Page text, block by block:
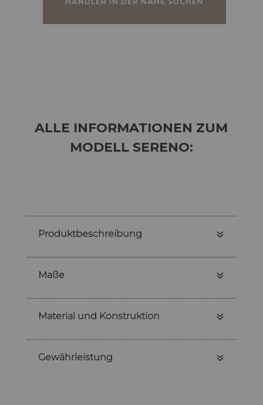
ALLE INFORMATIONEN ZUM
MODELL SERENO:
Produktbeschreibung
Maße
Material und Konstruktion
Gewährleistung